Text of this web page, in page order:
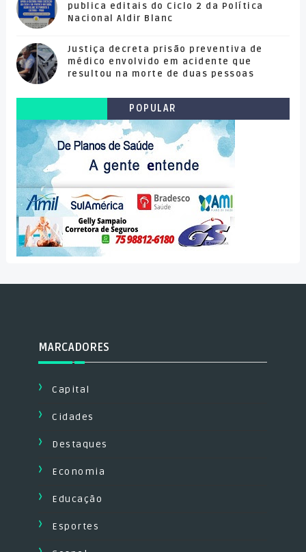
publica editais do Ciclo 2 da Política
Nacional Aldir Blanc
Justiça decreta prisão preventiva de
médico envolvido em acidente que
resultou na morte de duas pessoas
POPULAR
MARCADORES
Capital
Cidades
Destaques
Economia
Educação
Esportes